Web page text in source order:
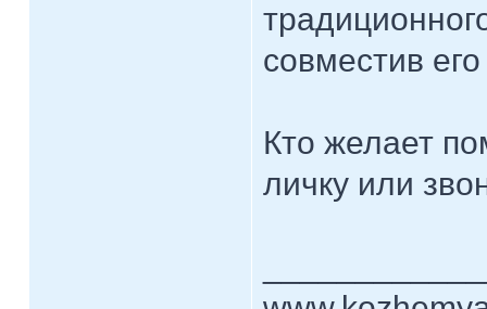
совместив
Кто желает
личку или